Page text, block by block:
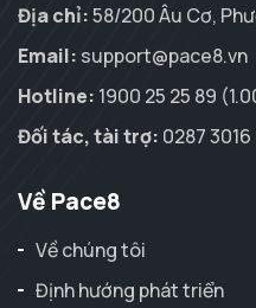
Địa chỉ:58/200 Âu Cơ,
Email: support@pace8.vn
Hotline: 1900 25 25 89
Đối tác, tài trợ: 0287 3016
Về Pace8
Về chúng tôi
Định hướng phát triển